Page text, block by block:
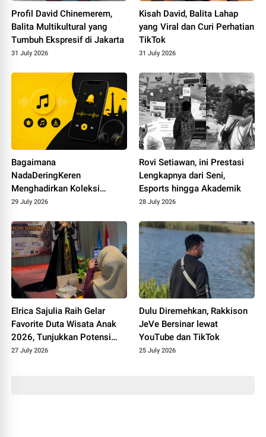
Profil David Chinemerem,
Balita Multikultural yang
Tumbuh Ekspresif di Jakarta
31 July 2026
Kisah David, Balita Lahap
yang Viral dan Curi Perhatian
TikTok
31 July 2026
Bagaimana
NadaDeringKeren
Menghadirkan Koleksi
Ringtone yang Dekat dengan
29 July 2026
Rovi Setiawan, ini Prestasi
Lengkapnya dari Seni,
Esports hingga Akademik
28 July 2026
Elrica Sajulia Raih Gelar
Favorite Duta Wisata Anak
2026, Tunjukkan Potensi
Besar di Dunia Modeling dan
27 July 2026
Dulu Diremehkan, Rakkison
JeVe Bersinar lewat
YouTube dan TikTok
25 July 2026